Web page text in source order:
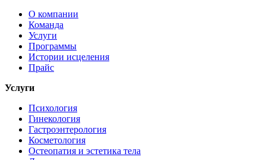
О компании
Команда
Услуги
Программы
Истории исцеления
Прайс
Услуги
Психология
Гинекология
Гастроэнтерология
Косметология
Остеопатия и эстетика тела